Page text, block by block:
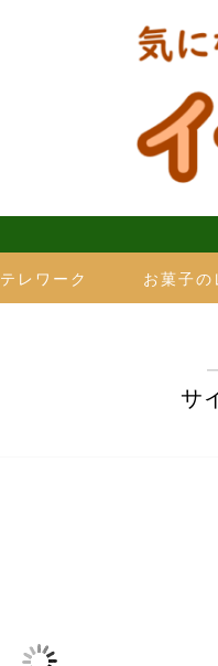
テレワーク お菓子の
サ